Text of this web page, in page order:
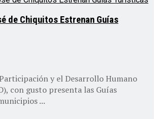
de Chiquitos Estrenan Guías
y el Desarrollo Humano
con gusto presenta las Guías
...